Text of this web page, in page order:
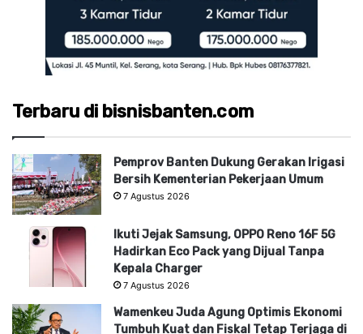
Terbaru di bisnisbanten.com
Pemprov Banten Dukung Gerakan Irigasi
Bersih Kementerian Pekerjaan Umum
7 Agustus 2026
Ikuti Jejak Samsung, OPPO Reno 16F 5G
Hadirkan Eco Pack yang Dijual Tanpa
Kepala Charger
7 Agustus 2026
Wamenkeu Juda Agung Optimis Ekonomi
Tumbuh Kuat dan Fiskal Tetap Terjaga di